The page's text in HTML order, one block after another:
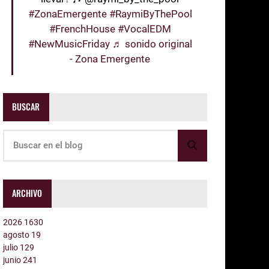
#ZonaEmergente #RaymiByThePool
#FrenchHouse #VocalEDM
#NewMusicFriday ♬ sonido original
- Zona Emergente
BUSCAR
ARCHIVO
2026 1630
agosto 19
julio 129
junio241